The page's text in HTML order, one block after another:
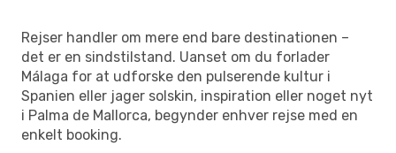
Rejser handler om mere end bare destinationen –
det er en sindstilstand. Uanset om du forlader
Málaga for at udforske den pulserende kultur i
Spanien eller jager solskin, inspiration eller noget nyt
i Palma de Mallorca, begynder enhver rejse med en
enkelt booking.